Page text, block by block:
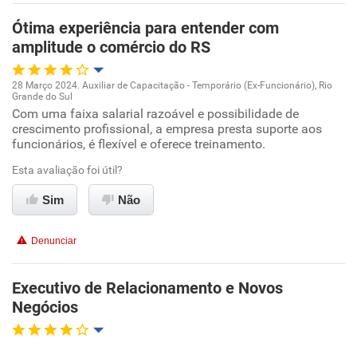
Benefícios
Recomenda esta empresa
Recomenda a diretoria
Ótima experiência para entender com
amplitude o comércio do RS
Oportunidade de promoção
Ambiente de trabalho
Conciliação com a vida familiar
Recomenda esta empresa
28 Março 2024. Auxiliar de Capacitação - Temporário (Ex-Funcionário), Rio
Grande do Sul
Com uma faixa salarial razoável e possibilidade de
crescimento profissional, a empresa presta suporte aos
funcionários, é flexível e oferece treinamento.
Esta avaliação foi útil?
Sim Não
Denunciar
Executivo de Relacionamento e Novos
Negócios